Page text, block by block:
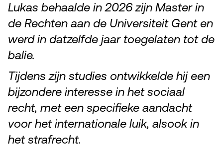
Lukas behaalde in 2026 zijn Master in
de Rechten aan de Universiteit Gent en
werd in datzelfde jaar toegelaten tot de
balie.
Tijdens zijn studies ontwikkelde hij een
bijzondere interesse in het sociaal
recht, met een specifieke aandacht
voor het internationale luik, alsook in
het strafrecht.